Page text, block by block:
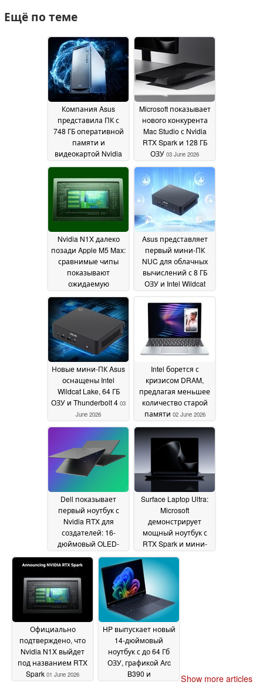
Ещё по теме
Компания Asus
представила ПК с
748 ГБ оперативной
памяти и
видеокартой Nvidia
999 долларов16 June
2026
Microsoft показывает
нового конкурента
Mac Studio с Nvidia
RTX Spark и 128 ГБ
ОЗУ 03 June 2026
Nvidia N1X далеко
позади Apple M5 Max:
сравнимые чипы
показывают
ожидаемую
03 June 2026
Asus представляет
первый мини-ПК
NUC для облачных
вычислений с 8 ГБ
ОЗУ и Intel Wildcat
Новые мини-ПК Asus
оснащены Intel
Wildcat Lake, 64 ГБ
ОЗУ и Thunderbolt 4 03
June 2026
Intel борется с
кризисом DRAM,
предлагая меньшее
количество старой
памяти 02 June 2026
Dell показывает
первый ноутбук с
Nvidia RTX для
создателей: 16-
дюймовый OLED-
для чтения карт
памяти SD, 128 Гб
ОЗУ02 June 2026
Surface Laptop Ultra:
Microsoft
демонстрирует
мощный ноутбук с
RTX Spark и мини-
экраном
Официально
подтверждено, что
Nvidia N1X выйдет
под названием RTX
Spark 01 June 2026
HP выпускает новый
14-дюймовый
ноутбук с до 64 Гб
ОЗУ, графикой Arc
B390 и
Show more articles